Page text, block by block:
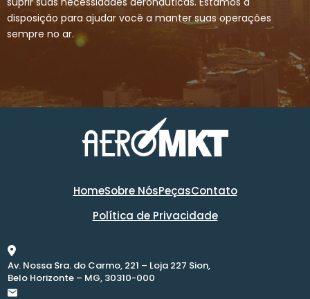
disposição para ajudar você a manter suas operações
sempre no ar.
HomeSobre NósPeçasContato
Política de Privacidade
Av. Nossa Sra. do Carmo, 221 – Loja 227 Sion,
Belo Horizonte – MG, 30310-000